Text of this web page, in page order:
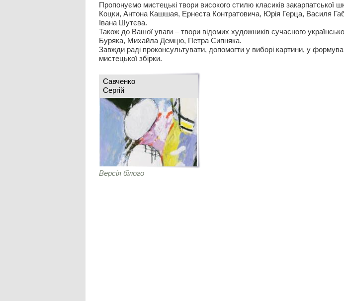
Пропонуємо мистецькі твори високого стилю класиків закарпатської
Коцки, Антона Кашшая, Ернеста Контратовича, Юрія Герца, Василя
Івана Шутєва.
Також до Вашої уваги – твори відомих художників сучасного
Буряка, Михайла Демцю, Петра Сипняка.
Завжди раді проконсультувати, допомогти у виборі картини, у
мистецької збірки.
Савченко
Сергій
Версія білого